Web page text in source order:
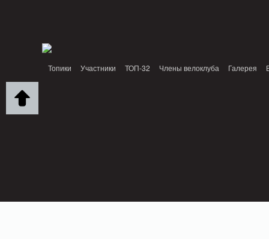
Топики Участники ТОП-32 Члены велоклуба Галерея